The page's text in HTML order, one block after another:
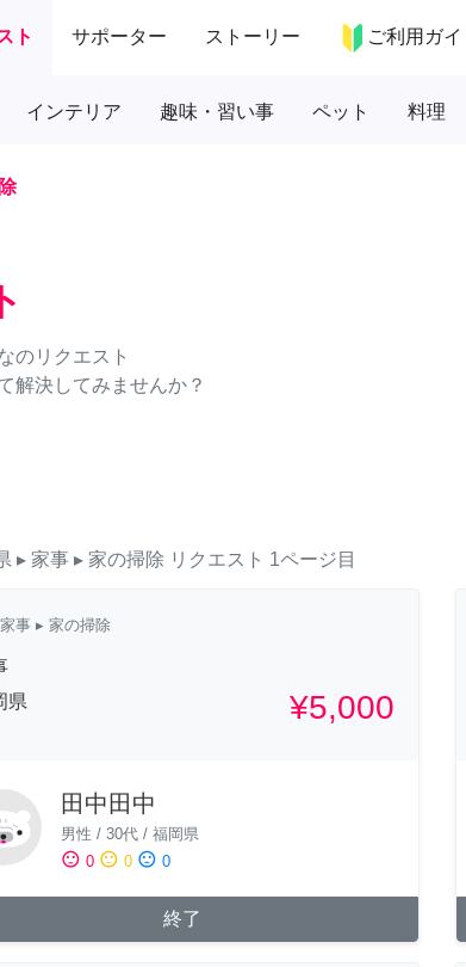
ト サポーター ストーリー ご利用ガイ
インテリア 趣味・習い事 ペット 料理
のリクエスト
解決してみませんか？
▸ 家事 ▸ 家の掃除 リクエスト 1ページ目
家事 ▸ 家の掃除
県
¥5,000
田中田中
男性 / 30代 / 福岡県
sentiment_satisfied 0 sentiment_neutral 0 sentiment_dissatisfied 0
終了